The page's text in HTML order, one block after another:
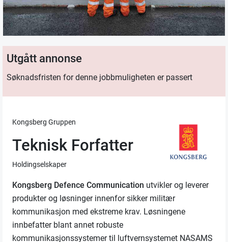
Utgått annonse
Søknadsfristen for denne jobbmuligheten er passert
Kongsberg Gruppen
Teknisk Forfatter
Holdingselskaper
Kongsberg Defence Communication utvikler og leverer
produkter og løsninger innenfor sikker militær
kommunikasjon med ekstreme krav. Løsningene
innbefatter blant annet robuste
kommunikasjonssystemer til luftvernsystemet NASAMS